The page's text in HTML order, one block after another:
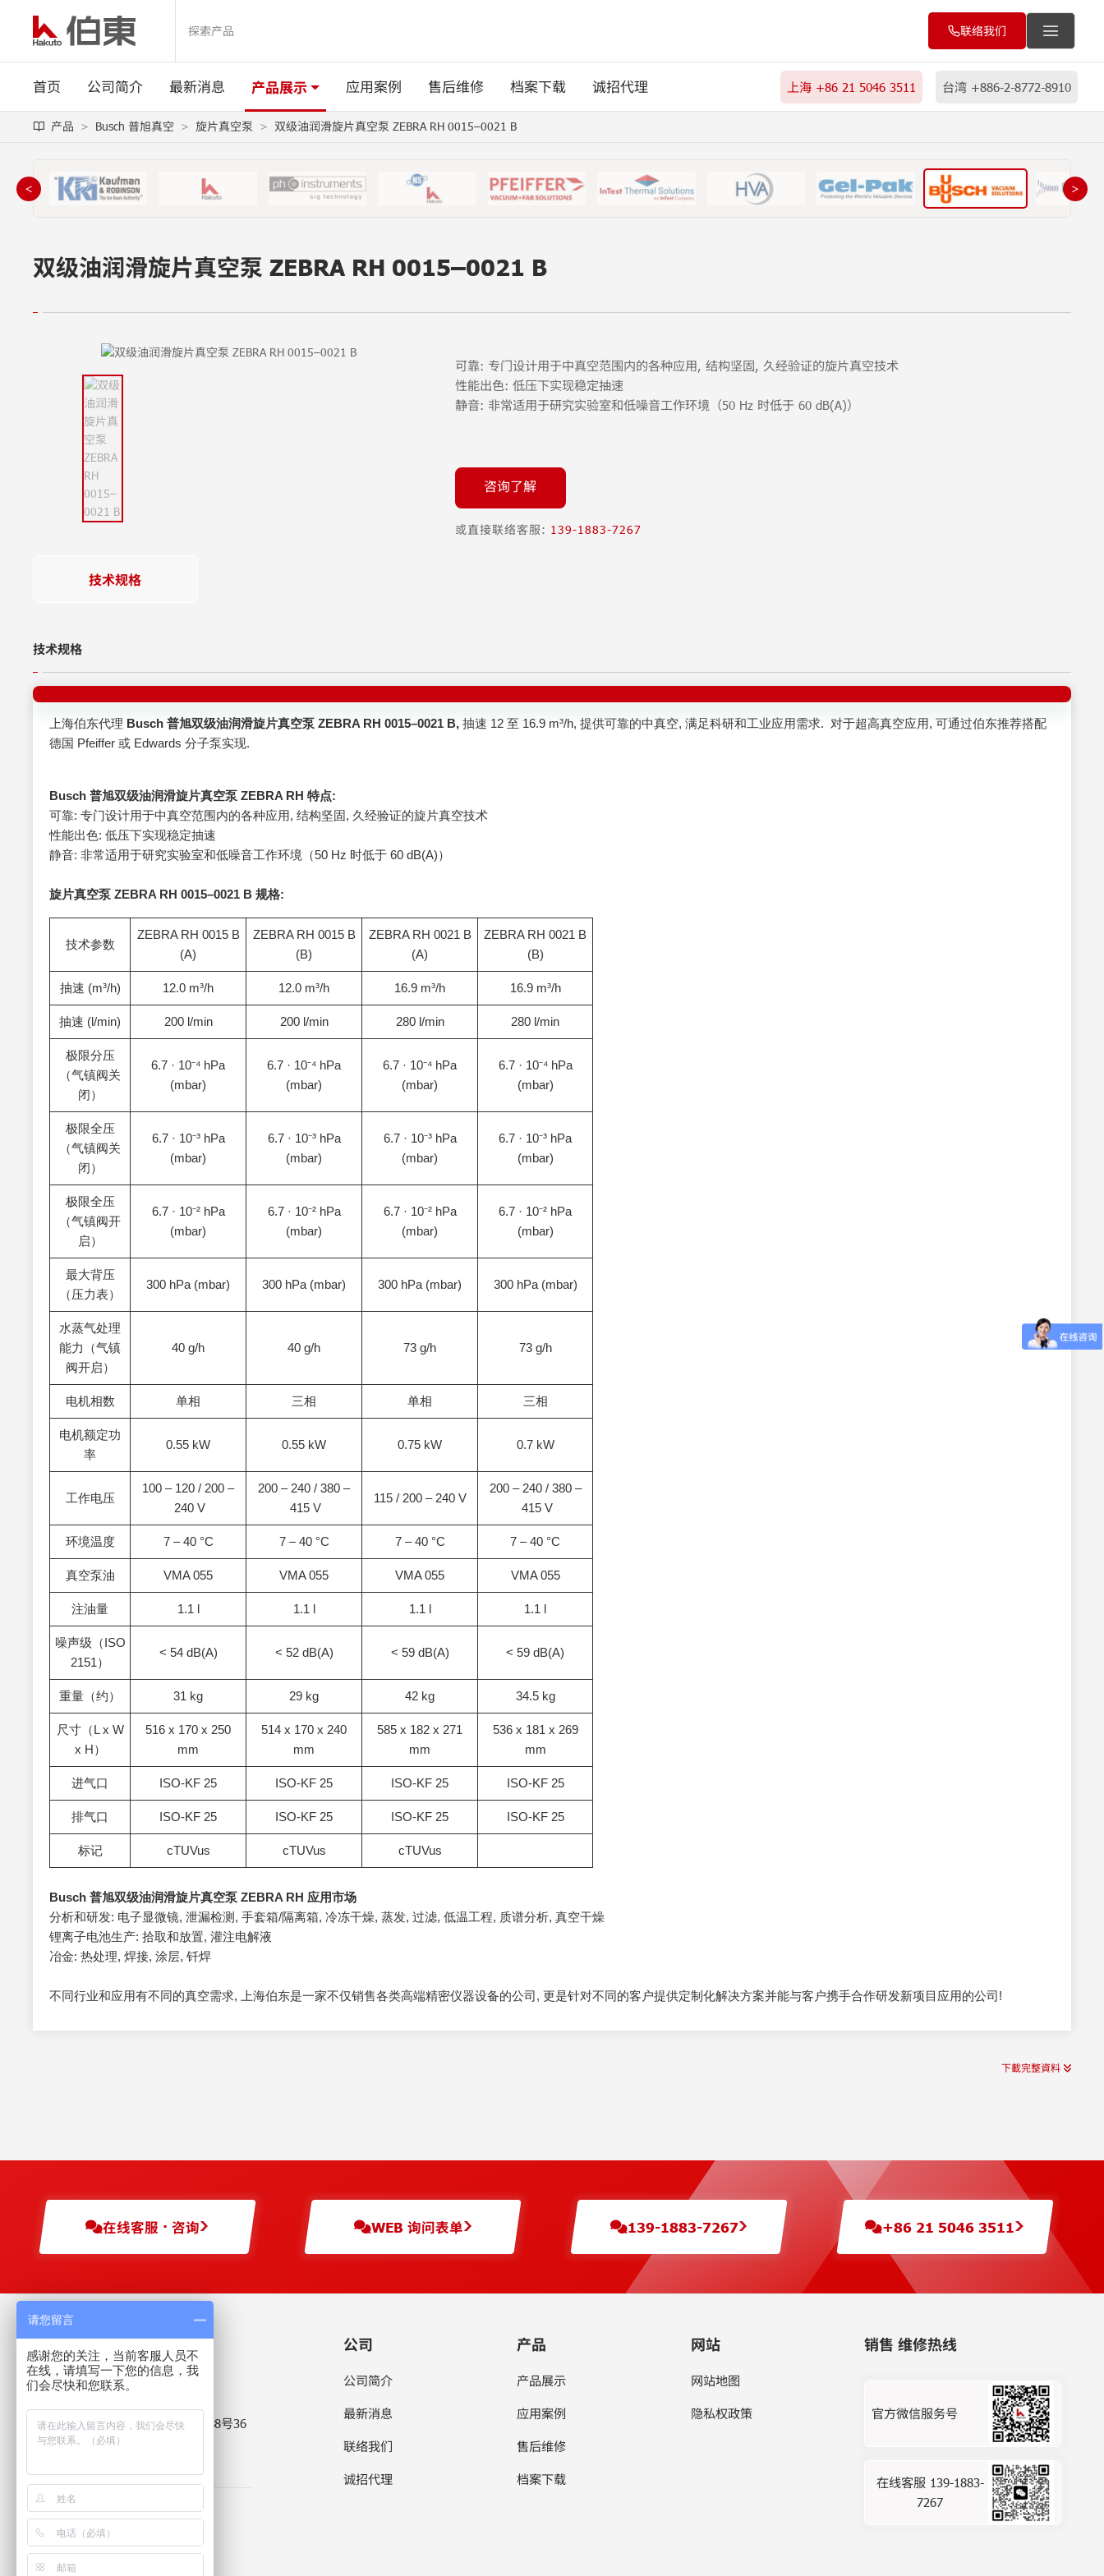
联络我们
首页 公司简介 最新消息 产品展示 应用案例 售后维修 档案下载 诚招代理 上海 +86 21 5046 3511 台湾 +886-2-8772-8910
产品 Busch 普旭真空 旋片真空泵 双级油润滑旋片真空泵 ZEBRA RH 0015–0021 B
＜ ＞
双级油润滑旋片真空泵 ZEBRA RH 0015–0021 B
可靠: 专门设计用于中真空范围内的各种应用, 结构坚固, 久经验证的旋片真空技术
性能出色: 低压下实现稳定抽速
静音: 非常适用于研究实验室和低噪音工作环境（50 Hz 时低于 60 dB(A)）
咨询了解
或直接联络客服: 139-1883-7267
技术规格
技术规格
上海伯东代理 Busch 普旭双级油润滑旋片真空泵 ZEBRA RH 0015–0021 B, 抽速 12 至 16.9 m³/h, 提供可靠的中真空, 满足科研和工业应用需求. 对于超高真空应用, 可通过伯东推荐搭配
德国 Pfeiffer 或 Edwards 分子泵实现.
Busch 普旭双级油润滑旋片真空泵 ZEBRA RH 特点:
可靠: 专门设计用于中真空范围内的各种应用, 结构坚固, 久经验证的旋片真空技术
性能出色: 低压下实现稳定抽速
静音: 非常适用于研究实验室和低噪音工作环境（50 Hz 时低于 60 dB(A)）
旋片真空泵 ZEBRA RH 0015–0021 B 规格:
技术参数
ZEBRA RH 0015 B
(A)
ZEBRA RH 0015 B
(B)
ZEBRA RH 0021 B
(A)
ZEBRA RH 0021 B
(B)
抽速 (m³/h) 12.0 m³/h 12.0 m³/h 16.9 m³/h 16.9 m³/h
抽速 (l/min) 200 l/min 200 l/min 280 l/min 280 l/min
极限分压
（气镇阀关
闭）
6.7 · 10⁻⁴ hPa
(mbar)
6.7 · 10⁻⁴ hPa
(mbar)
6.7 · 10⁻⁴ hPa
(mbar)
6.7 · 10⁻⁴ hPa
(mbar)
极限全压
（气镇阀关
闭）
6.7 · 10⁻³ hPa
(mbar)
6.7 · 10⁻³ hPa
(mbar)
6.7 · 10⁻³ hPa
(mbar)
6.7 · 10⁻³ hPa
(mbar)
极限全压
（气镇阀开
启）
6.7 · 10⁻² hPa
(mbar)
6.7 · 10⁻² hPa
(mbar)
6.7 · 10⁻² hPa
(mbar)
6.7 · 10⁻² hPa
(mbar)
最大背压
（压力表）
300 hPa (mbar) 300 hPa (mbar) 300 hPa (mbar) 300 hPa (mbar)
水蒸气处理
能力（气镇
阀开启）
40 g/h 40 g/h 73 g/h 73 g/h
电机相数 单相 三相 单相 三相
电机额定功
率
0.55 kW 0.55 kW 0.75 kW 0.7 kW
工作电压
100 – 120 / 200 –
240 V
200 – 240 / 380 –
415 V
115 / 200 – 240 V
200 – 240 / 380 –
415 V
环境温度 7 – 40 °C 7 – 40 °C 7 – 40 °C 7 – 40 °C
真空泵油 VMA 055 VMA 055 VMA 055 VMA 055
注油量 1.1 l 1.1 l 1.1 l 1.1 l
噪声级（ISO
2151）
< 54 dB(A) < 52 dB(A) < 59 dB(A) < 59 dB(A)
重量（约） 31 kg 29 kg 42 kg 34.5 kg
尺寸（L x W
x H）
516 x 170 x 250
mm
514 x 170 x 240
mm
585 x 182 x 271
mm
536 x 181 x 269
mm
进气口 ISO-KF 25 ISO-KF 25 ISO-KF 25 ISO-KF 25
排气口 ISO-KF 25 ISO-KF 25 ISO-KF 25 ISO-KF 25
标记 cTUVus cTUVus cTUVus
Busch 普旭双级油润滑旋片真空泵 ZEBRA RH 应用市场
分析和研发: 电子显微镜, 泄漏检测, 手套箱/隔离箱, 冷冻干燥, 蒸发, 过滤, 低温工程, 质谱分析, 真空干燥
锂离子电池生产: 拾取和放置, 灌注电解液
冶金: 热处理, 焊接, 涂层, 钎焊
不同行业和应用有不同的真空需求, 上海伯东是一家不仅销售各类高端精密仪器设备的公司, 更是针对不同的客户提供定制化解决方案并能与客户携手合作研发新项目应用的公司!
下載完整資料
在线客服 · 咨询 WEB 询问表单 139-1883-7267 +86 21 5046 3511
伯东企业(上海)有限公司
〒 上海市浦东新区新金桥路1888号36
号楼7楼702室 201206
+86 21 5046 3511
+86 21 5046 1490
公司
公司简介
最新消息
联络我们
诚招代理
产品
产品展示
应用案例
售后维修
档案下载
网站
网站地图
隐私权政策
销售 维修热线
官方微信服务号
在线客服 139-1883-
7267
请您留言
感谢您的关注，当前客服人员不
在线，请填写一下您的信息，我
们会尽快和您联系。